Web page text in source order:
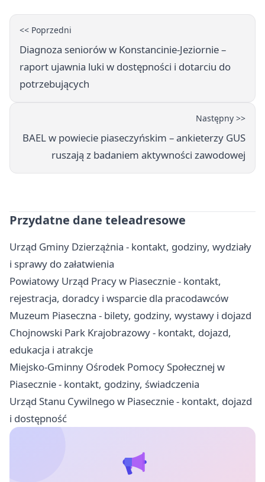
<< Poprzedni
Diagnoza seniorów w Konstancinie-Jeziornie –
raport ujawnia luki w dostępności i dotarciu do
potrzebujących
Następny >>
BAEL w powiecie piaseczyńskim – ankieterzy GUS
ruszają z badaniem aktywności zawodowej
Przydatne dane teleadresowe
Urząd Gminy Dzierzążnia - kontakt, godziny, wydziały
i sprawy do załatwienia
Powiatowy Urząd Pracy w Piasecznie - kontakt,
rejestracja, doradcy i wsparcie dla pracodawców
Muzeum Piaseczna - bilety, godziny, wystawy i dojazd
Chojnowski Park Krajobrazowy - kontakt, dojazd,
edukacja i atrakcje
Miejsko-Gminny Ośrodek Pomocy Społecznej w
Piasecznie - kontakt, godziny, świadczenia
Urząd Stanu Cywilnego w Piasecznie - kontakt, dojazd
i dostępność